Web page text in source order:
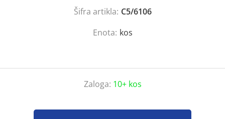
Šifra artikla: C5/6106
Enota: kos
Zaloga: 10+ kos